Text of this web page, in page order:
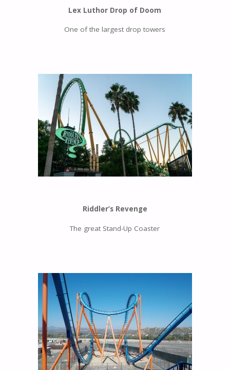
Lex Luthor Drop of Doom
One of the largest drop towers
Riddler’s Revenge
The great Stand-Up Coaster